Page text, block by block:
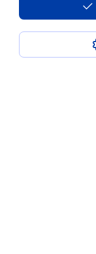
Localiser Liste